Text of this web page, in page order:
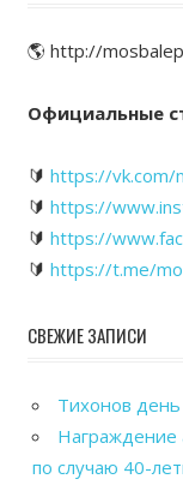
🌎 http://
Официальные
🔰 https://vk.com/
🔰 https://
🔰 https://
🔰 https://t.me/
СВЕЖИЕ ЗАПИСИ
Тихонов
Награждение
по случаю 40-